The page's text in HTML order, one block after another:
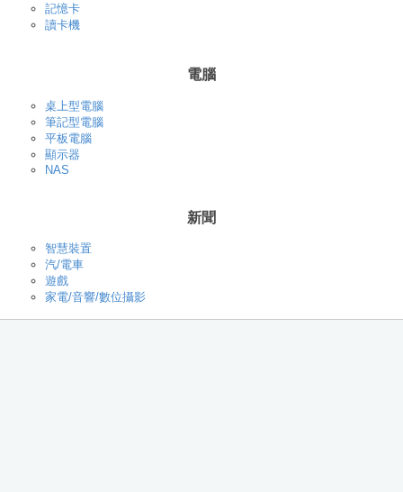
記憶卡
讀卡機
電腦
桌上型電腦
筆記型電腦
平板電腦
顯示器
NAS
新聞
智慧裝置
汽/電車
遊戲
家電/音響/數位攝影